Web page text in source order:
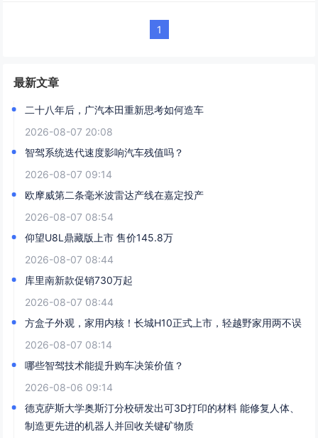
1
最新文章
二十八年后，广汽本田重新思考如何造车
2026-08-07 20:08
智驾系统迭代速度影响汽车残值吗？
2026-08-07 09:14
欧摩威第二条毫米波雷达产线在嘉定投产
2026-08-07 08:54
仰望U8L鼎藏版上市 售价145.8万
2026-08-07 08:44
库里南新款促销730万起
2026-08-07 08:44
方盒子外观，家用内核！长城H10正式上市，轻越野家用两不误
2026-08-07 08:14
哪些智驾技术能提升购车决策价值？
2026-08-06 09:14
德克萨斯大学奥斯汀分校研发出可3D打印的材料 能修复人体、
制造更先进的机器人并回收关键矿物质